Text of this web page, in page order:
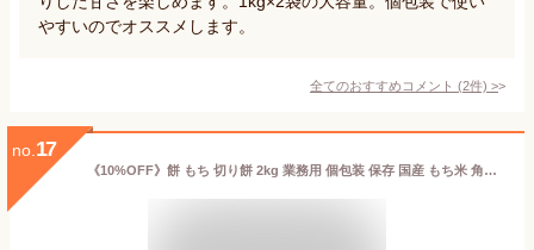
やすいのでオススメします。
全てのおすすめコメント (2件) >
no. 17
《10%OFF》餅 もち 切り餅 2kg 業務用 個包装 保存 国産 もち米 角餅 生切り餅 切餅 きりもち おやつ お正月 年末 年始 お雑煮 元旦 お餅 おもち 非常食 備蓄 お菓子 mochi モチ アイリスオーヤマ アイリスフーズ 生きりもち 国内産水稲もち米100%使用 *[03S][2606SI]